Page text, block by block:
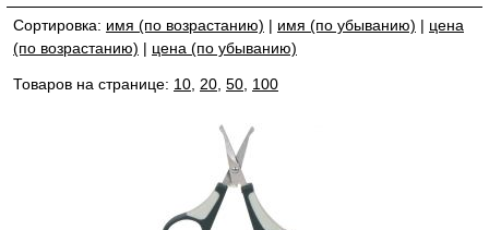
Сортировка: имя (по возрастанию) | имя (по убыванию) | цена
(по возрастанию) | цена (по убыванию)
Товаров на странице: 10 20 50 100